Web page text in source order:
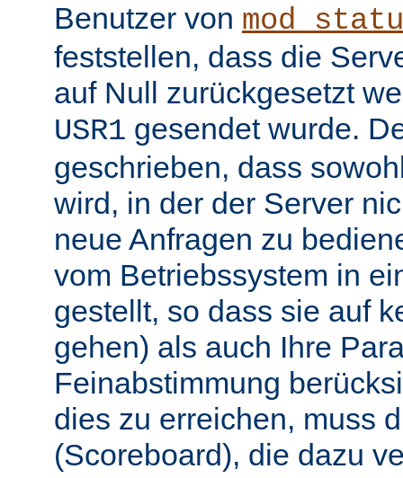
Benutzer von
feststellen, dass die
auf Null zurückgesetzt
USR1 gesendet wurde.
geschrieben, dass
wird, in der der Server
neue Anfragen zu
vom Betriebssystem in
gestellt, so dass sie auf
gehen) als auch Ihre
Feinabstimmung
dies zu erreichen, muss
(Scoreboard), die dazu